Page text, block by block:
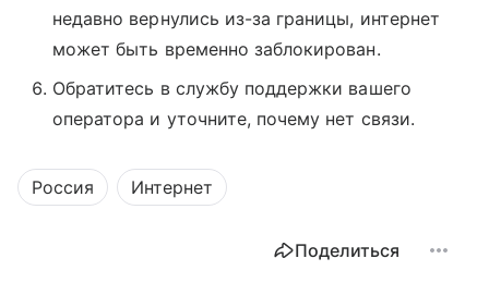
недавно вернулись из-за границы, интернет
может быть временно заблокирован.
Обратитесь в службу поддержки вашего
оператора и уточните, почему нет связи.
Россия Интернет
Поделиться